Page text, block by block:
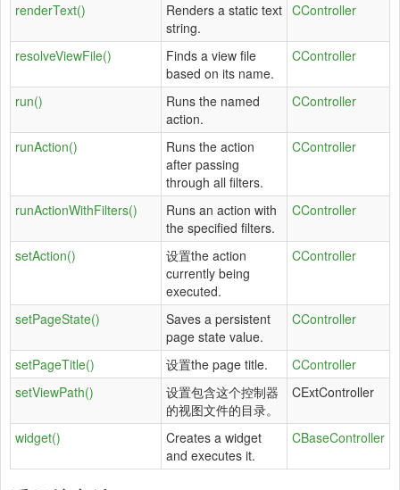
renderText()
Renders a static text
string.
CController
resolveViewFile()
Finds a view file
based on its name.
CController
run()
Runs the named
action.
CController
runAction()
Runs the action
after passing
through all filters.
CController
runActionWithFilters()
Runs an action with
the specified filters.
CController
setAction()
设置the action
currently being
executed.
CController
setPageState()
Saves a persistent
page state value.
CController
setPageTitle() 设置the page title.
CController
setViewPath()
设置包含这个控制器
的视图文件的目录。
CExtController
widget()
Creates a widget
and executes it.
CBaseController